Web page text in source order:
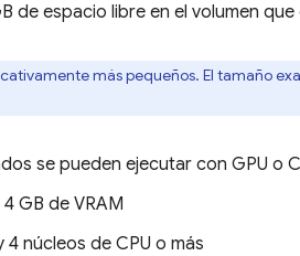
de espacio libre en el volumen
más pequeños. El tamaño
se pueden ejecutar con GPU o
GB de VRAM
4 núcleos de CPU o más